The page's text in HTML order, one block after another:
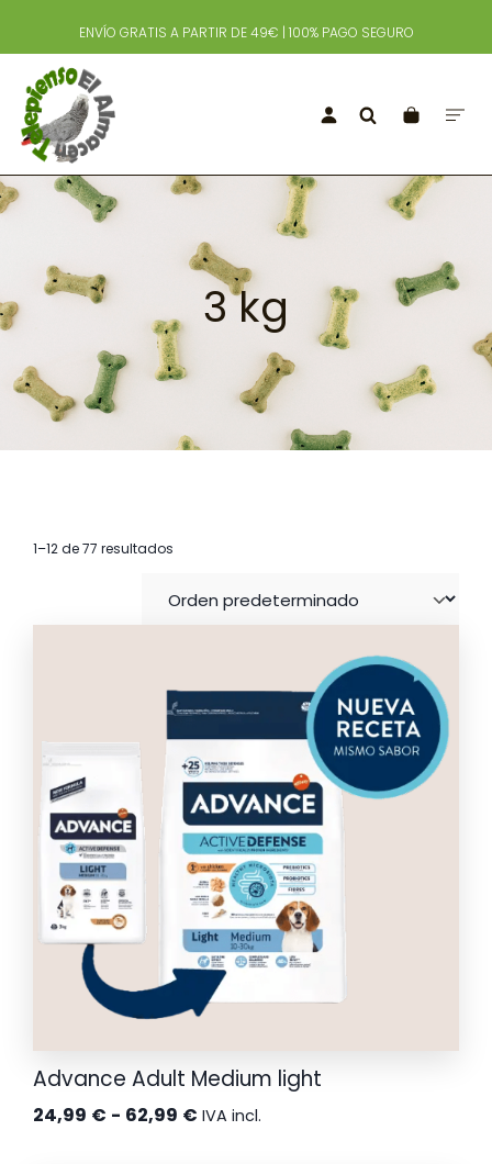
ENVÍO GRATIS A PARTIR DE 49€ | 100% PAGO SEGURO
3 kg
1–12 de 77 resultados
Advance Adult Medium light
24,99 € - 62,99 € Rango
IVA incl.